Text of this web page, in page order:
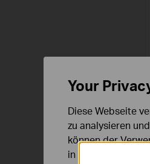
Your
Diese Webseite
zu analysieren
können der
in unseren